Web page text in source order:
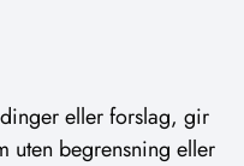
eller forslag, gir
uten begrensning eller